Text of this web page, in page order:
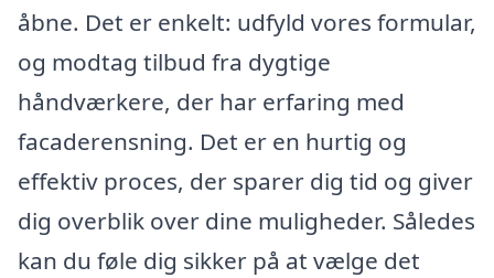
åbne. Det er enkelt: udfyld vores formular,
og modtag tilbud fra dygtige
håndværkere, der har erfaring med
facaderensning. Det er en hurtig og
effektiv proces, der sparer dig tid og giver
dig overblik over dine muligheder. Således
kan du føle dig sikker på at vælge det